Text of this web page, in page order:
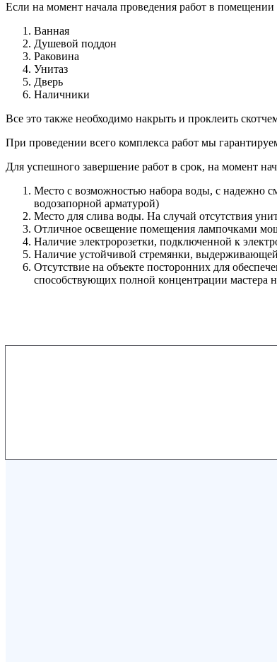
Если на момент начала проведения работ в помещении
Ванная
Душевой поддон
Раковина
Унитаз
Дверь
Наличники
Все это также необходимо накрыть и проклеить
При проведении всего комплекса работ мы
Для успешного завершение работ в срок, на момент
Место с возможностью набора воды, с надежно
водозапорной арматурой)
Место для слива воды. На случай отсутствия
Отличное освещение помещения лампочками
Наличие электророзетки, подключенной к
Наличие устойчивой стремянки, выдерживающей
Отсутствие на объекте посторонних для
способствующих полной концентрации мастера